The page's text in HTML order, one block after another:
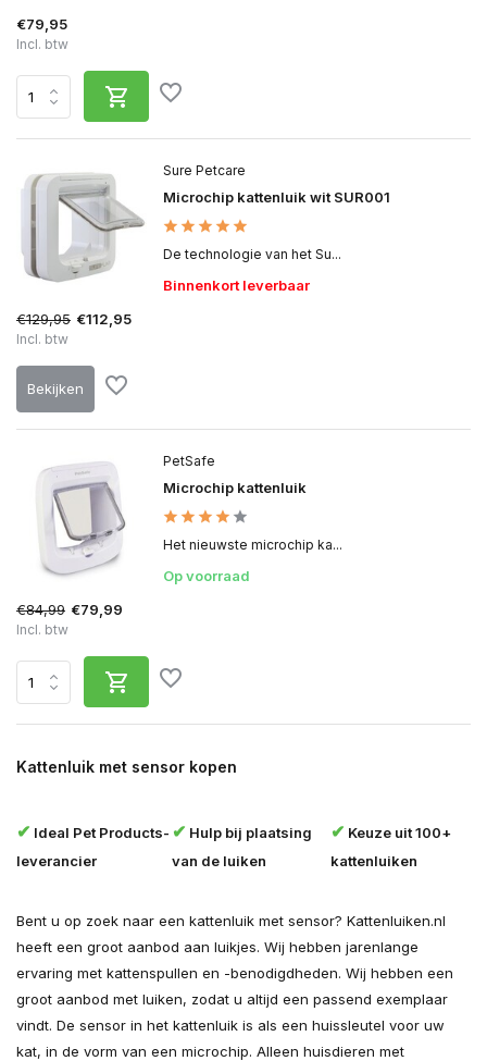
PetSafe
Microchip kattenluik
Het nieuwste microchip ka...
Op voorraad
€84,99 €79,99
Incl. btw
Sure Petcare
Microchip kattenluik wit SUR001
De technologie van het Su...
Binnenkort leverbaar
€129,95 €112,95
Incl. btw
Bekijken
€79,95
Incl. btw
Kattenluik met sensor kopen
✔ Ideal Pet Products-
leverancier
✔ Hulp bij plaatsing
van de luiken
✔ Keuze uit 100+
kattenluiken
Bent u op zoek naar een kattenluik met sensor? Kattenluiken.nl
heeft een groot aanbod aan luikjes. Wij hebben jarenlange
ervaring met kattenspullen en -benodigdheden. Wij hebben een
groot aanbod met luiken, zodat u altijd een passend exemplaar
vindt. De sensor in het kattenluik is als een huissleutel voor uw
kat, in de vorm van een microchip. Alleen huisdieren met